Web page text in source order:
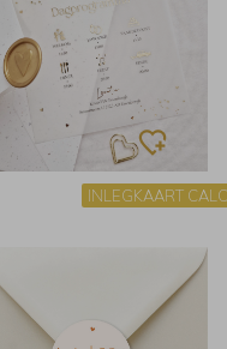
INLEGKAART